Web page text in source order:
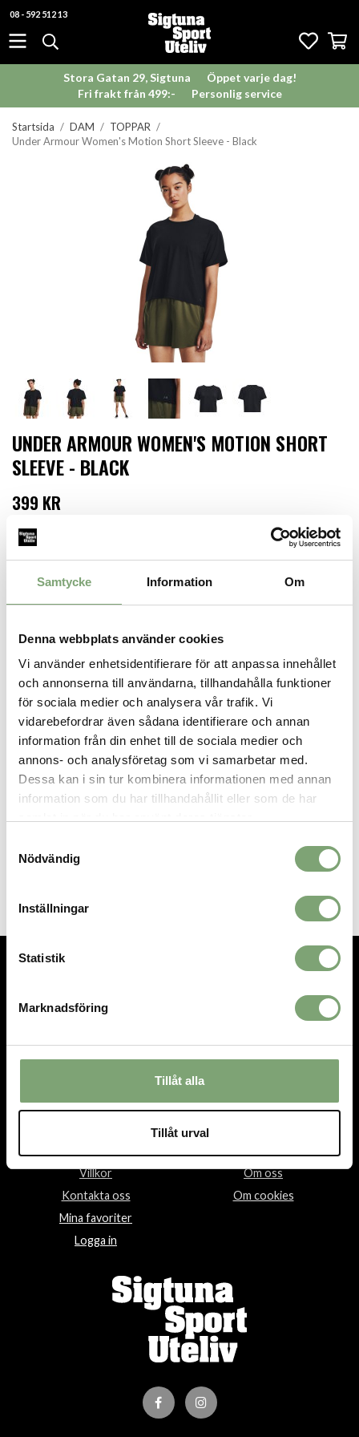
Samtycke Information Om
Denna webbplats använder cookies
Vi använder enhetsidentifierare för att anpassa innehållet
och annonserna till användarna, tillhandahålla funktioner
för sociala medier och analysera vår trafik. Vi
vidarebefordrar även sådana identifierare och annan
information från din enhet till de sociala medier och
annons- och analysföretag som vi samarbetar med.
Dessa kan i sin tur kombinera informationen med annan
information som du har tillhandahållit eller som de har
Nödvändig
Inställningar
Statistik
Marknadsföring
Tillåt alla
Tillåt urval
08 - 592 512 13
Stora Gatan 29, Sigtuna
Öppet varje dag!
Fri frakt från 499:-
Personlig service
Startsida / DAM / TOPPAR /
Under Armour Women's Motion Short Sleeve - Black
UNDER ARMOUR WOMEN'S MOTION SHORT
SLEEVE - BLACK
399 KR
Storlek
LÄGG I VARUKORGEN
Finns i lager för omgående leverans
Produktbeskrivning:
Croppad t-shirt från Under Armour.
Specifikation:
82% Polyester/18% Elastan
SPARA SOM FAVORIT
Artikelnummer:
INFO@SIGTUNASPORT.SE
Öppettider:
Villkor
Kontakta oss
Mina favoriter
Logga in
Om oss
Om cookies